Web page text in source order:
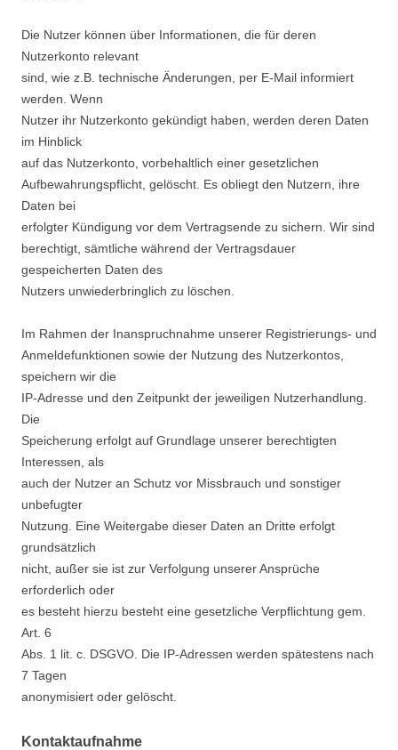
Die Nutzer können über Informationen, die für deren
Nutzerkonto relevant
sind, wie z.B. technische Änderungen, per E-Mail informiert
werden. Wenn
Nutzer ihr Nutzerkonto gekündigt haben, werden deren Daten
im Hinblick
auf das Nutzerkonto, vorbehaltlich einer gesetzlichen
Aufbewahrungspflicht, gelöscht. Es obliegt den Nutzern, ihre
Daten bei
erfolgter Kündigung vor dem Vertragsende zu sichern. Wir sind
berechtigt, sämtliche während der Vertragsdauer
gespeicherten Daten des
Nutzers unwiederbringlich zu löschen.
Im Rahmen der Inanspruchnahme unserer Registrierungs- und
Anmeldefunktionen sowie der Nutzung des Nutzerkontos,
speichern wir die
IP-Adresse und den Zeitpunkt der jeweiligen Nutzerhandlung.
Die
Speicherung erfolgt auf Grundlage unserer berechtigten
Interessen, als
auch der Nutzer an Schutz vor Missbrauch und sonstiger
unbefugter
Nutzung. Eine Weitergabe dieser Daten an Dritte erfolgt
grundsätzlich
nicht, außer sie ist zur Verfolgung unserer Ansprüche
erforderlich oder
es besteht hierzu besteht eine gesetzliche Verpflichtung gem.
Art. 6
Abs. 1 lit. c. DSGVO. Die IP-Adressen werden spätestens nach
7 Tagen
anonymisiert oder gelöscht.
Kontaktaufnahme